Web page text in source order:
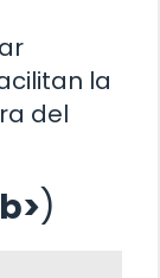
la
del
)